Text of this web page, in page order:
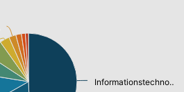
Informationstechnologie/ Telekommunikation: 49,06%